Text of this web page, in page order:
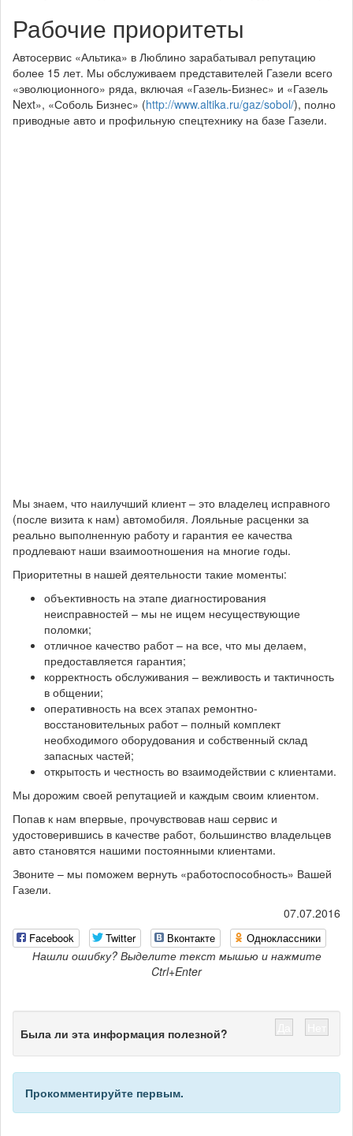
Рабочие приоритеты
Автосервис «Альтика» в Люблино зарабатывал репутацию
более 15 лет. Мы обслуживаем представителей Газели всего
«эволюционного» ряда, включая «Газель-Бизнес» и «Газель
Next», «Соболь Бизнес» (http://www.altika.ru/gaz/sobol/), полно
приводные авто и профильную спецтехнику на базе Газели.
Мы знаем, что наилучший клиент – это владелец исправного
(после визита к нам) автомобиля. Лояльные расценки за
реально выполненную работу и гарантия ее качества
продлевают наши взаимоотношения на многие годы.
Приоритетны в нашей деятельности такие моменты:
объективность на этапе диагностирования
неисправностей – мы не ищем несуществующие
поломки;
отличное качество работ – на все, что мы делаем,
предоставляется гарантия;
корректность обслуживания – вежливость и тактичность
в общении;
оперативность на всех этапах ремонтно-
восстановительных работ – полный комплект
необходимого оборудования и собственный склад
запасных частей;
открытость и честность во взаимодействии с клиентами.
Мы дорожим своей репутацией и каждым своим клиентом.
Попав к нам впервые, прочувствовав наш сервис и
удостоверившись в качестве работ, большинство владельцев
авто становятся нашими постоянными клиентами.
Звоните – мы поможем вернуть «работоспособность» Вашей
Газели.
07.07.2016
Facebook Twitter Вконтакте Одноклассники
Нашли ошибку? Выделите текст мышью и нажмите
Ctrl+Enter
Была ли эта информация полезной?
Прокомментируйте первым.